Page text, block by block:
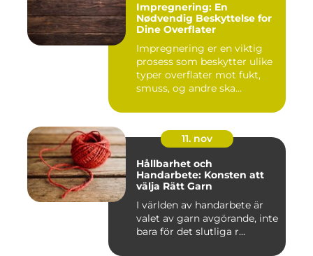
Impregnering: En
Nødvendig Beskyttelse for
Dine Overflater
Impregnering er en viktig
prosess som beskytter ulike
typer overflater mot fukt,
smuss, og andre ska...
11. nov
Hållbarhet och
Handarbete: Konsten att
välja Rätt Garn
I världen av handarbete är
valet av garn avgörande, inte
bara för det slutliga r...